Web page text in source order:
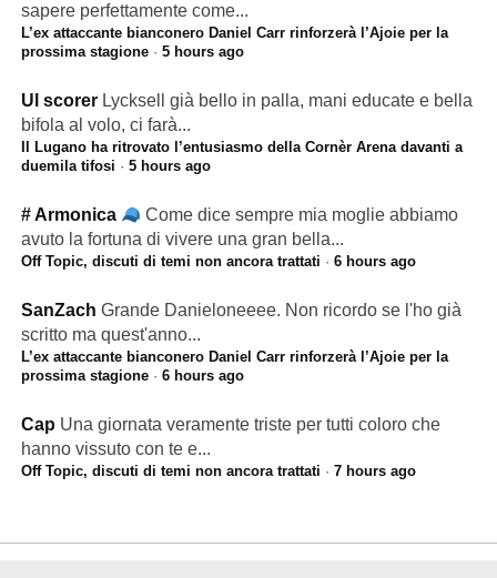
sapere perfettamente come...
L’ex attaccante bianconero Daniel Carr rinforzerà l’Ajoie per la
prossima stagione· 5 hours ago
Ul scorer Lycksell già bello in palla, mani educate e bella
bifola al volo, ci farà...
Il Lugano ha ritrovato l’entusiasmo della Cornèr Arena davanti a
duemila tifosi · 5 hours ago
# Armonica
Come dice sempre mia moglie abbiamo
avuto la fortuna di vivere una gran bella...
Off Topic, discuti di temi non ancora trattati · 6 hours ago
SanZach Grande Danieloneeee. Non ricordo se l'ho già
scritto ma quest'anno...
L’ex attaccante bianconero Daniel Carr rinforzerà l’Ajoie per la
prossima stagione· 6 hours ago
Cap Una giornata veramente triste per tutti coloro che
hanno vissuto con te e...
Off Topic, discuti di temi non ancora trattati · 7 hours ago